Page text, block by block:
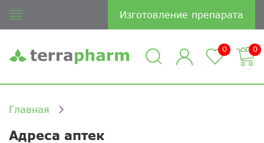
Изготовление препарата
0 0
Главная
Адреса аптек